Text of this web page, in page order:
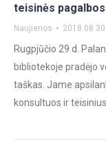
teisinės
Naujienos 2018 08 30
Rugpjūčio 29 d.
bibliotekoje pradėjo
taškas. Jame
konsultuos ir